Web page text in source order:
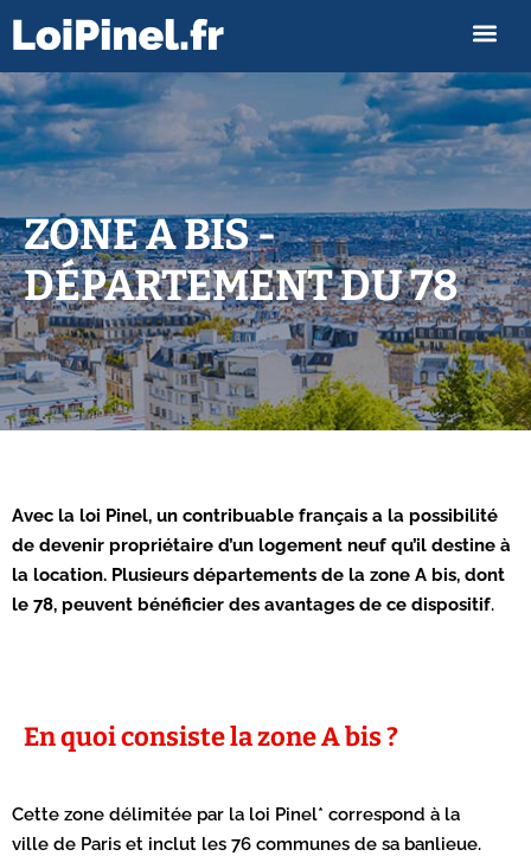
ZONE A BIS -
DÉPARTEMENT DU 78
Avec la loi Pinel, un contribuable français a la possibilité
de devenir propriétaire d’un logement neuf qu’il destine à
la location. Plusieurs départements de la zone A bis, dont
le 78, peuvent bénéficier des avantages de ce dispositif.
En quoi consiste la zone A bis ?
Cette zone délimitée par la loi Pinel* correspond à la
ville de Paris et inclut les 76 communes de sa banlieue.